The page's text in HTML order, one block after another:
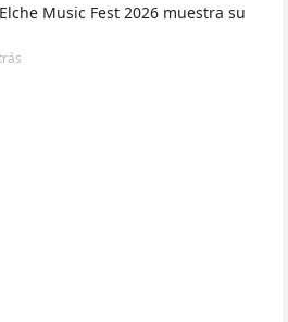
Music Fest 2026 muestra su